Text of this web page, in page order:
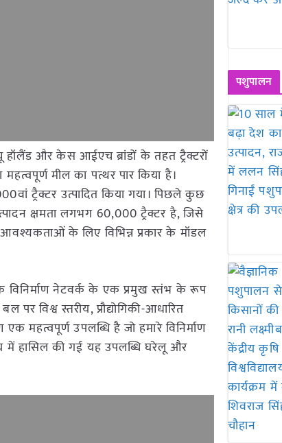
हॉलैंड और केस आईएच ब्रांडों के तहत ट्रैक्टरों
मील का पत्थर पार किया है।
ट्रैक्टर उत्पादित किया गया। पिछले कुछ
क्षमता लगभग 60,000 ट्रैक्टर है, जिसे
के लिए विभिन्न प्रकार के मॉडल
विनिर्माण नेटवर्क के एक प्रमुख स्तंभ के रूप
पर विश्व स्तरीय, प्रौद्योगिकी-आधारित
महत्वपूर्ण उपलब्धि है जो हमारे विनिर्माण
हासिल की गई यह उपलब्धि घरेलू और
पशुपालन